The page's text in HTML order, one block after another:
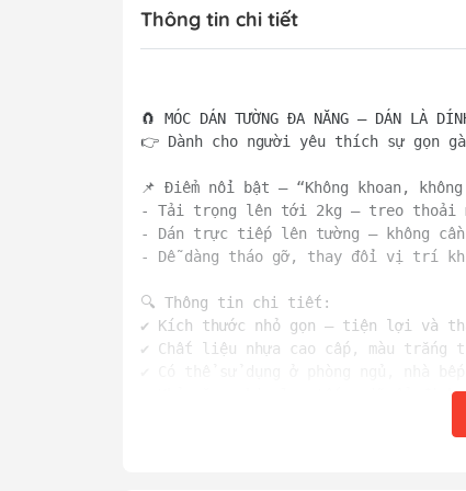
Thông tin chi tiết
🧲 MÓC DÁN TƯỜNG ĐA NĂNG – DÁN LÀ
👉 Dành cho người yêu thích sự gọn
📌 Điểm nổi bật – “Không khoan,
- Tải trọng lên tới 2kg – treo thoải
- Dán trực tiếp lên tường – không
- Dễ dàng tháo gỡ, thay đổi vị trí khi
🔍 Thông tin chi tiết:
✔️ Kích thước nhỏ gọn – tiện lợi và
✔️ Chất liệu nhựa cao cấp, màu
✔️ Khả năng chịu lực tốt, giữ ổn định
💡 Vì sao nên chọn móc dán tường đa